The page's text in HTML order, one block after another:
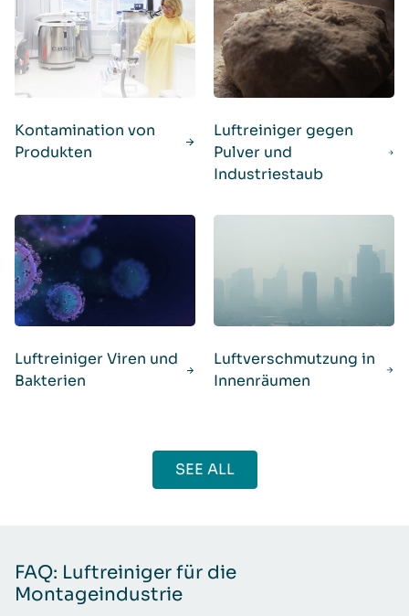
Kontamination von
Produkten
Luftreiniger gegen
Pulver und
Industriestaub
Luftreiniger Viren und
Bakterien
Luftverschmutzung in
Innenräumen
SEE ALL
FAQ: Luftreiniger für die
Montageindustrie